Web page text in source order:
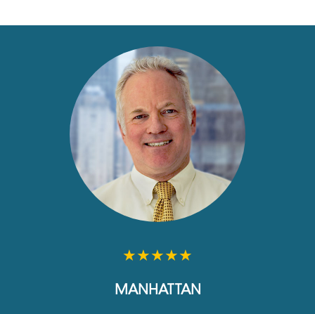
★★★★★
MANHATTAN